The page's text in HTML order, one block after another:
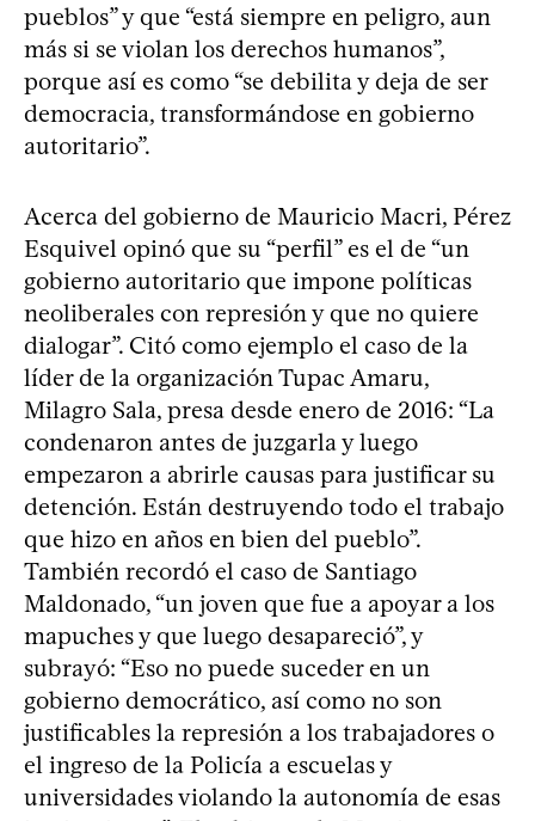
pueblos” y que “está siempre en peligro, aun
más si se violan los derechos humanos”,
porque así es como “se debilita y deja de ser
democracia, transformándose en gobierno
autoritario”.
Acerca del gobierno de Mauricio Macri, Pérez
Esquivel opinó que su “perfil” es el de “un
gobierno autoritario que impone políticas
neoliberales con represión y que no quiere
dialogar”. Citó como ejemplo el caso de la
líder de la organización Tupac Amaru,
Milagro Sala, presa desde enero de 2016: “La
condenaron antes de juzgarla y luego
empezaron a abrirle causas para justificar su
detención. Están destruyendo todo el trabajo
que hizo en años en bien del pueblo”.
También recordó el caso de Santiago
Maldonado, “un joven que fue a apoyar a los
mapuches y que luego desapareció”, y
subrayó: “Eso no puede suceder en un
gobierno democrático, así como no son
justificables la represión a los trabajadores o
el ingreso de la Policía a escuelas y
universidades violando la autonomía de esas